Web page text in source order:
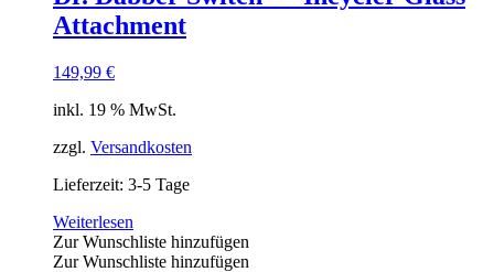
Attachment
149,99 €
inkl. 19 % MwSt.
zzgl. Versandkosten
Lieferzeit: 3-5 Tage
Weiterlesen
Zur Wunschliste hinzufügen
Zur Wunschliste hinzufügen